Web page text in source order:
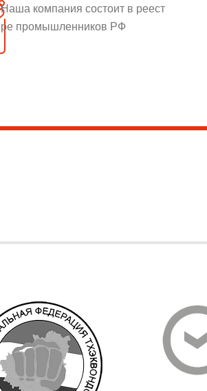
Наша компания состоит в реест
ре промышленников РФ